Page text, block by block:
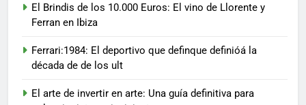
El Brindis de los 10.000 Euros: El vino de Llorente y
Ferran en Ibiza
Ferrari:1984: El deportivo que definque definióá la
década de de los ult
El arte de invertir en arte: Una guía definitiva para